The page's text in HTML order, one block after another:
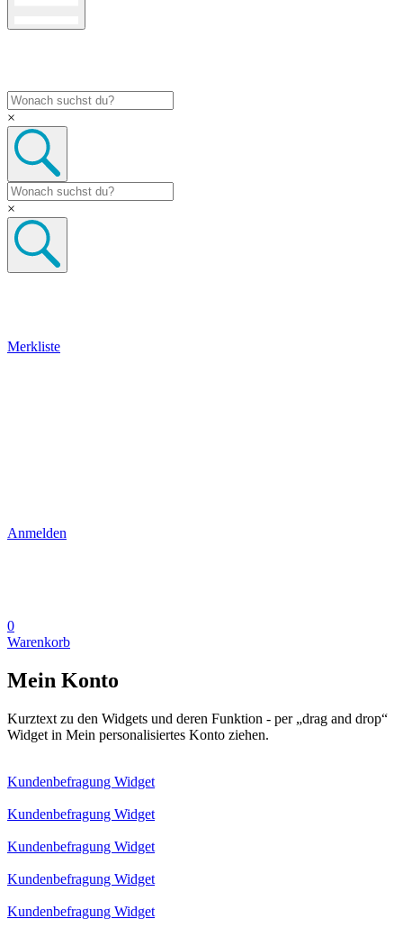
×
×
Merkliste
Anmelden
0
Warenkorb
Mein Konto
Kurztext zu den Widgets und deren Funktion - per „drag and drop“
Widget in Mein personalisiertes Konto ziehen.
Kundenbefragung Widget
Kundenbefragung Widget
Kundenbefragung Widget
Kundenbefragung Widget
Kundenbefragung Widget